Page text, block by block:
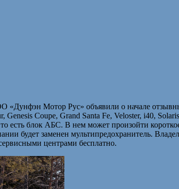
Мотор Рус» объявили о начале
Coupe, Grand Santa Fe, Veloster, i40,
есть блок АБС. В нем может произойти
будет заменен мультипредохранитель.
центрами бесплатно.